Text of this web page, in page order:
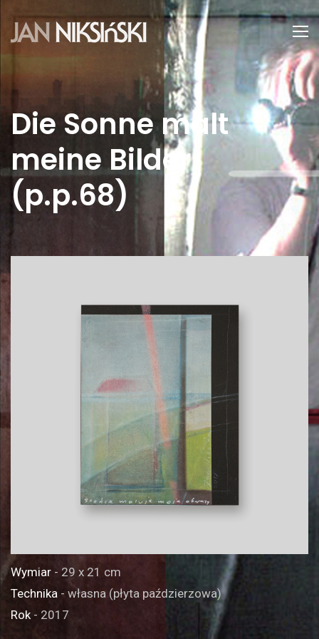
Die Sonne malt
meine Bilder
(p.p.68)
Wymiar - 29 x 21 cm
Technika - własna (płyta paździerzowa)
Rok- 2017